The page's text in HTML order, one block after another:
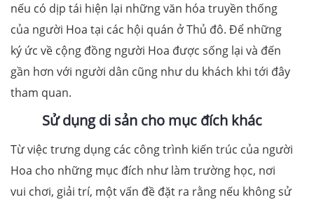
nếu có dịp tái hiện lại những văn hóa truyền thống
của người Hoa tại các hội quán ở Thủ đô. Để những
ký ức về cộng đồng người Hoa được sống lại và đến
gần hơn với người dân cũng như du khách khi tới đây
tham quan.
Sử dụng di sản cho mục đích khác
Từ việc trưng dụng các công trình kiến trúc của người
Hoa cho những mục đích như làm trường học, nơi
vui chơi, giải trí, một vấn đề đặt ra rằng nếu không sử